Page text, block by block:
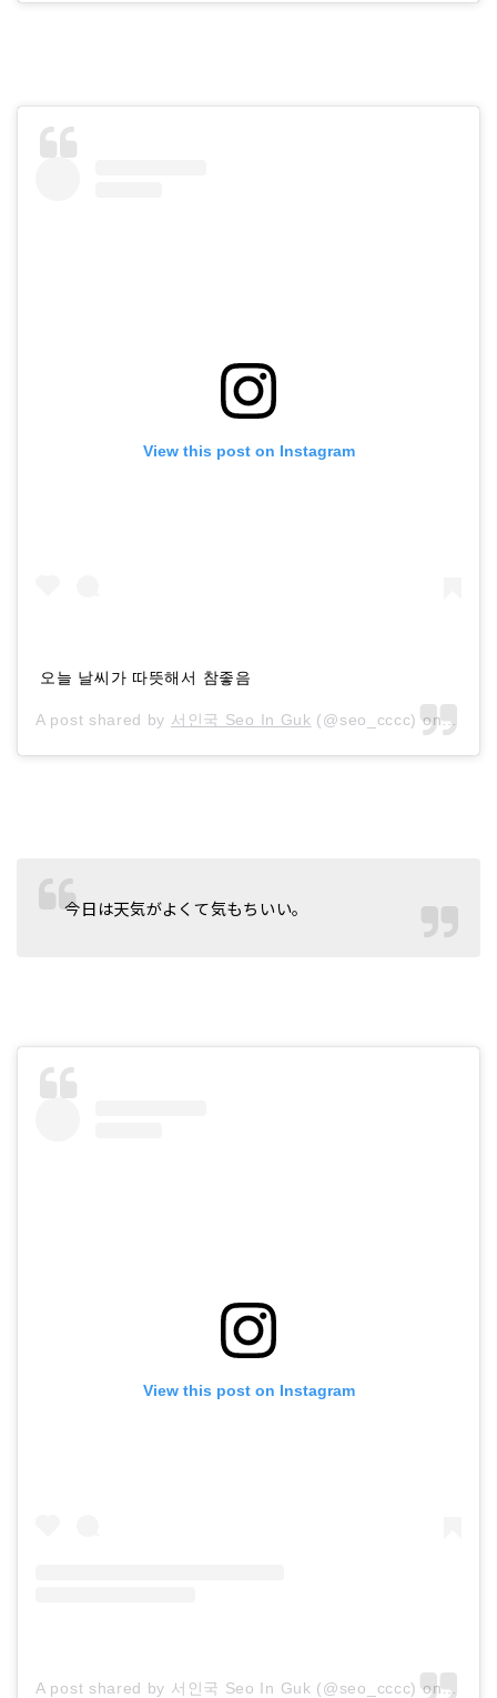
View this post on Instagram
오늘 날씨가 따뜻해서 참좋음
A post shared by 서인국 Seo In Guk (@seo_cccc) on Oct
今日は天気がよくて気もちいい。
View this post on Instagram
A post shared by 서인국 Seo In Guk (@seo_cccc) on Oct